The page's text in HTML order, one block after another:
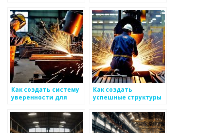
бизнеса по
металоизделиям
инновационных
процессов в сфере
металоизделий
Как создать систему
уверенности для
решений в сфере
металоизделий
Как создать
успешные структуры
ответственности по
сфере
металлоизделий